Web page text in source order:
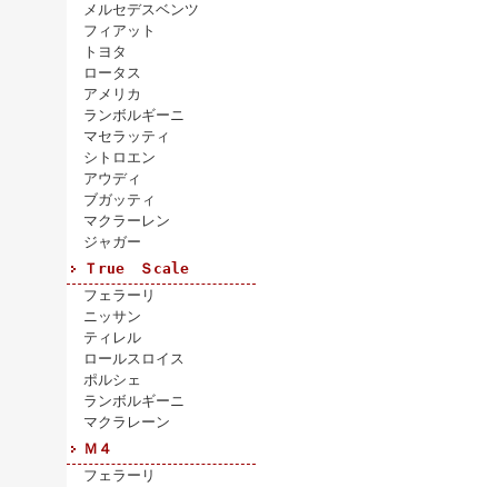
メルセデスベンツ
フィアット
トヨタ
ロータス
アメリカ
ランボルギーニ
マセラッティ
シトロエン
アウディ
ブガッティ
マクラーレン
ジャガー
Ｔrue Ｓcale
フェラーリ
ニッサン
ティレル
ロールスロイス
ポルシェ
ランボルギーニ
マクラレーン
Ｍ４
フェラーリ